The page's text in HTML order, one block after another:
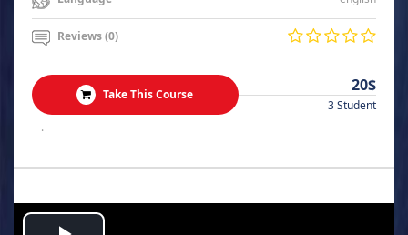
Reviews (0)
Take This Course 20$
3 Student
.